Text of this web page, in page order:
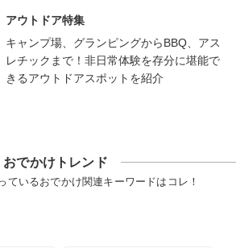
アウトドア特集
キャンプ場、グランピングからBBQ、アス
レチックまで！非日常体験を存分に堪能で
きるアウトドアスポットを紹介
おでかけトレンド
ているおでかけ関連キーワードはコレ！